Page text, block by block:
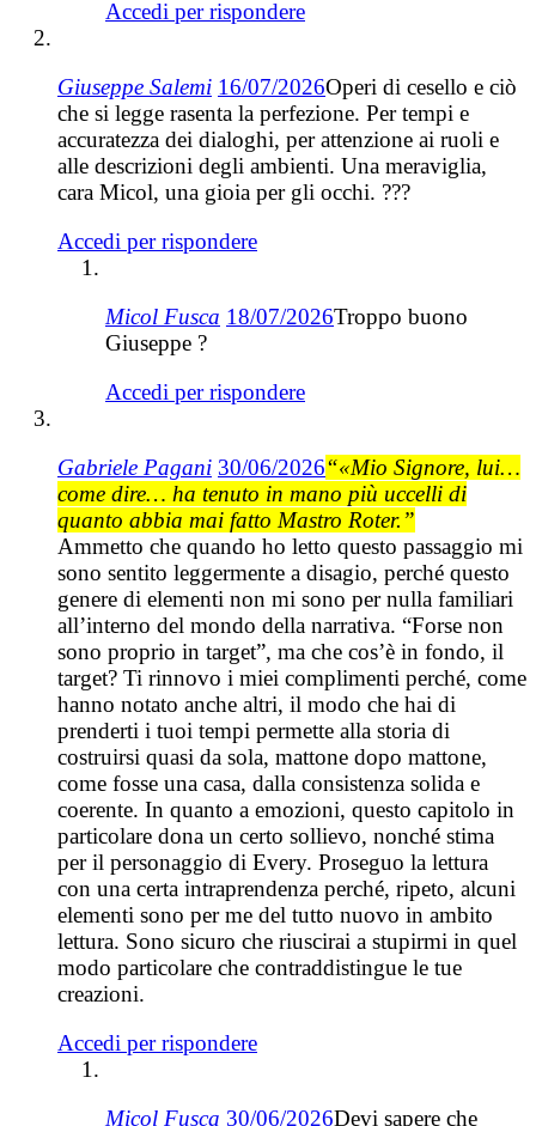
Accedi per rispondere
Giuseppe Salemi 16/07/2026Operi di cesello e ciò
che si legge rasenta la perfezione. Per tempi e
accuratezza dei dialoghi, per attenzione ai ruoli e
alle descrizioni degli ambienti. Una meraviglia,
cara Micol, una gioia per gli occhi. ???
Accedi per rispondere
Micol Fusca 18/07/2026Troppo buono
Giuseppe ?
Accedi per rispondere
Gabriele Pagani 30/06/2026“«Mio Signore, lui…
come dire… ha tenuto in mano più uccelli di
quanto abbia mai fatto Mastro Roter.”
Ammetto che quando ho letto questo passaggio mi
sono sentito leggermente a disagio, perché questo
genere di elementi non mi sono per nulla familiari
all’interno del mondo della narrativa. “Forse non
sono proprio in target”, ma che cos’è in fondo, il
target? Ti rinnovo i miei complimenti perché, come
hanno notato anche altri, il modo che hai di
prenderti i tuoi tempi permette alla storia di
costruirsi quasi da sola, mattone dopo mattone,
come fosse una casa, dalla consistenza solida e
coerente. In quanto a emozioni, questo capitolo in
particolare dona un certo sollievo, nonché stima
per il personaggio di Every. Proseguo la lettura
con una certa intraprendenza perché, ripeto, alcuni
elementi sono per me del tutto nuovo in ambito
lettura. Sono sicuro che riuscirai a stupirmi in quel
modo particolare che contraddistingue le tue
creazioni.
Accedi per rispondere
Micol Fusca 30/06/2026Devi sapere che